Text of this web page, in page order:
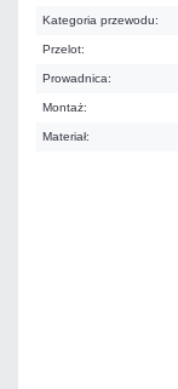
Kategoria przewodu:
Przelot:
Prowadnica:
Montaż:
Materiał: